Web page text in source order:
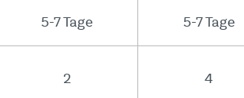
5-7 Tage 5-7 Tage
2 4